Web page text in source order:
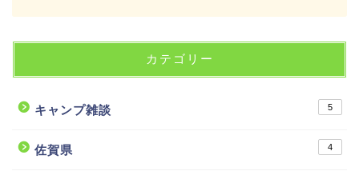
カテゴリー
キャンプ雑談 5
佐賀県 4